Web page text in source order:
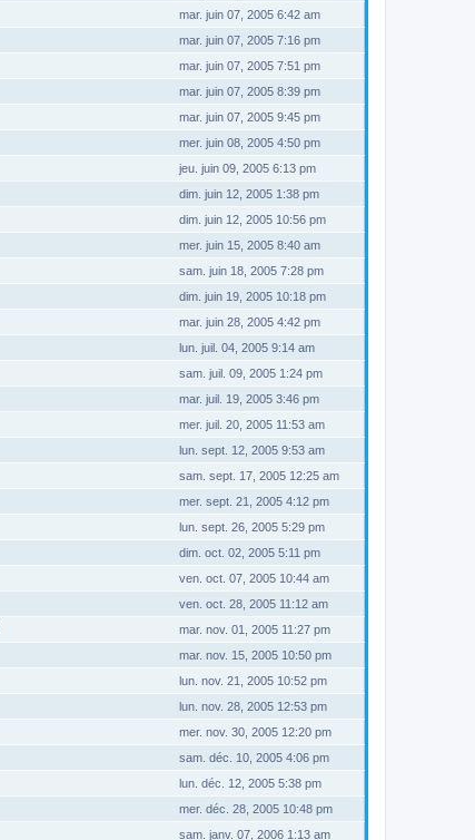
mar. juin 07, 2005 6:42 am
mar. juin 07, 2005 7:16 pm
mar. juin 07, 2005 7:51 pm
mar. juin 07, 2005 8:39 pm
mar. juin 07, 2005 9:45 pm
mer. juin 08, 2005 4:50 pm
jeu. juin 09, 2005 6:13 pm
dim. juin 12, 2005 1:38 pm
dim. juin 12, 2005 10:56 pm
mer. juin 15, 2005 8:40 am
sam. juin 18, 2005 7:28 pm
dim. juin 19, 2005 10:18 pm
mar. juin 28, 2005 4:42 pm
lun. juil. 04, 2005 9:14 am
sam. juil. 09, 2005 1:24 pm
mar. juil. 19, 2005 3:46 pm
mer. juil. 20, 2005 11:53 am
lun. sept. 12, 2005 9:53 am
sam. sept. 17, 2005 12:25 am
mer. sept. 21, 2005 4:12 pm
lun. sept. 26, 2005 5:29 pm
dim. oct. 02, 2005 5:11 pm
ven. oct. 07, 2005 10:44 am
ven. oct. 28, 2005 11:12 am
mar. nov. 01, 2005 11:27 pm
mar. nov. 15, 2005 10:50 pm
lun. nov. 21, 2005 10:52 pm
lun. nov. 28, 2005 12:53 pm
mer. nov. 30, 2005 12:20 pm
sam. déc. 10, 2005 4:06 pm
lun. déc. 12, 2005 5:38 pm
mer. déc. 28, 2005 10:48 pm
sam. janv. 07, 2006 1:13 am